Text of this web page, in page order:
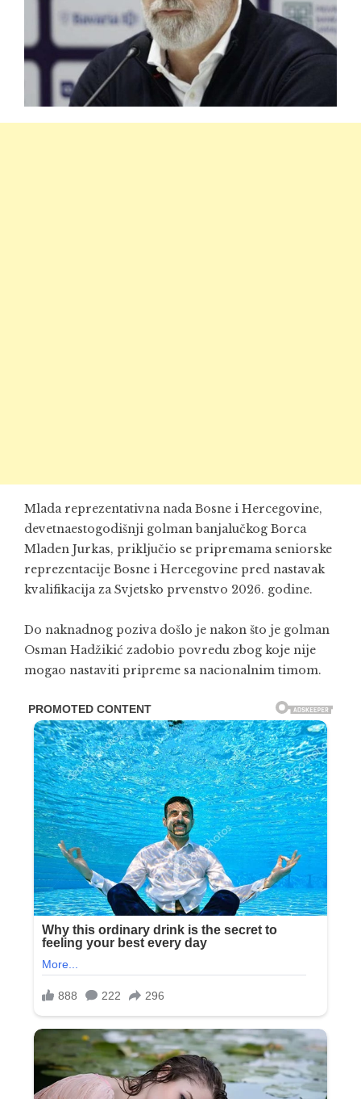
Mlada reprezentativna nada Bosne i Hercegovine,
devetnaestogodišnji golman banjalučkog Borca
Mladen Jurkas, priključio se pripremama seniorske
reprezentacije Bosne i Hercegovine pred nastavak
kvalifikacija za Svjetsko prvenstvo 2026. godine.
Do naknadnog poziva došlo je nakon što je golman
Osman Hadžikić zadobio povredu zbog koje nije
mogao nastaviti pripreme sa nacionalnim timom.